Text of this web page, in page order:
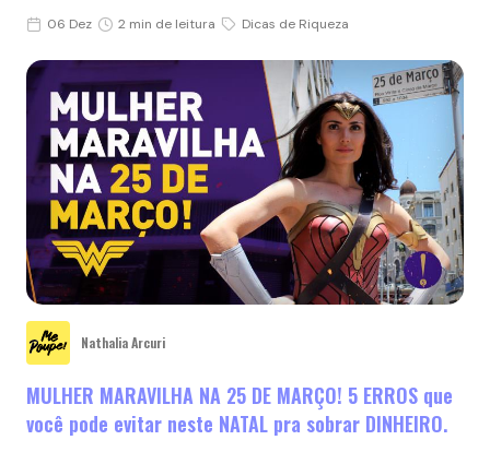
06 Dez 2 min de leitura Dicas de Riqueza
Nathalia Arcuri
MULHER MARAVILHA NA 25 DE MARÇO! 5 ERROS que
você pode evitar neste NATAL pra sobrar DINHEIRO.